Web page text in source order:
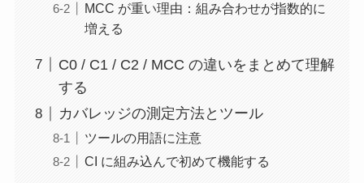
MCC が重い理由：組み合わせが指数的に
増える
C0 / C1 / C2 / MCC の違いをまとめて理解
する
カバレッジの測定方法とツール
ツールの用語に注意
CI に組み込んで初めて機能する